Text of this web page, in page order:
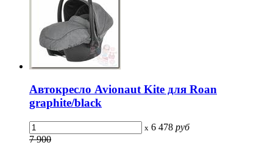
Автокресло Avionaut Kite для Roan
graphite/black
x 6 478 руб
7 900